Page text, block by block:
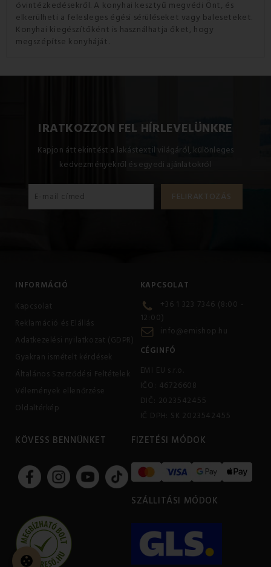
óvintézkedésekről. A konyhai kesztyű megvédi Önt, és
elkerülheti a felesleges égési sérüléseket vagy baleseteket.
Konyhai kiegészítőként is használhatja őket, hogy
megszépítse konyháját.
IRATKOZZON FEL HÍRLEVELÜNKRE
Kapjon áttekintést a lakástextil világáról, különleges
kedvezményekről és egyedi ajánlatokról
INFORMÁCIÓ
Kapcsolat
Reklamáció és Elállás
Adatkezelési nyilatkozat (GDPR)
Gyakran ismételt kérdések
Általános Szerződési Feltételek
Vélemények ellenőrzése
Oldaltérkép
KAPCSOLAT
+36 1 323 7346 (8:00 -
12:00)
info@emishop.hu
CÉGINFÓ
EMI EU s.r.o.
IČO: 46726608
DIČ: 2023542455
IČ DPH: SK 2023542455
KÖVESS BENNÜNKET FIZETÉSI MÓDOK
SZÁLLITÁSI MÓDOK